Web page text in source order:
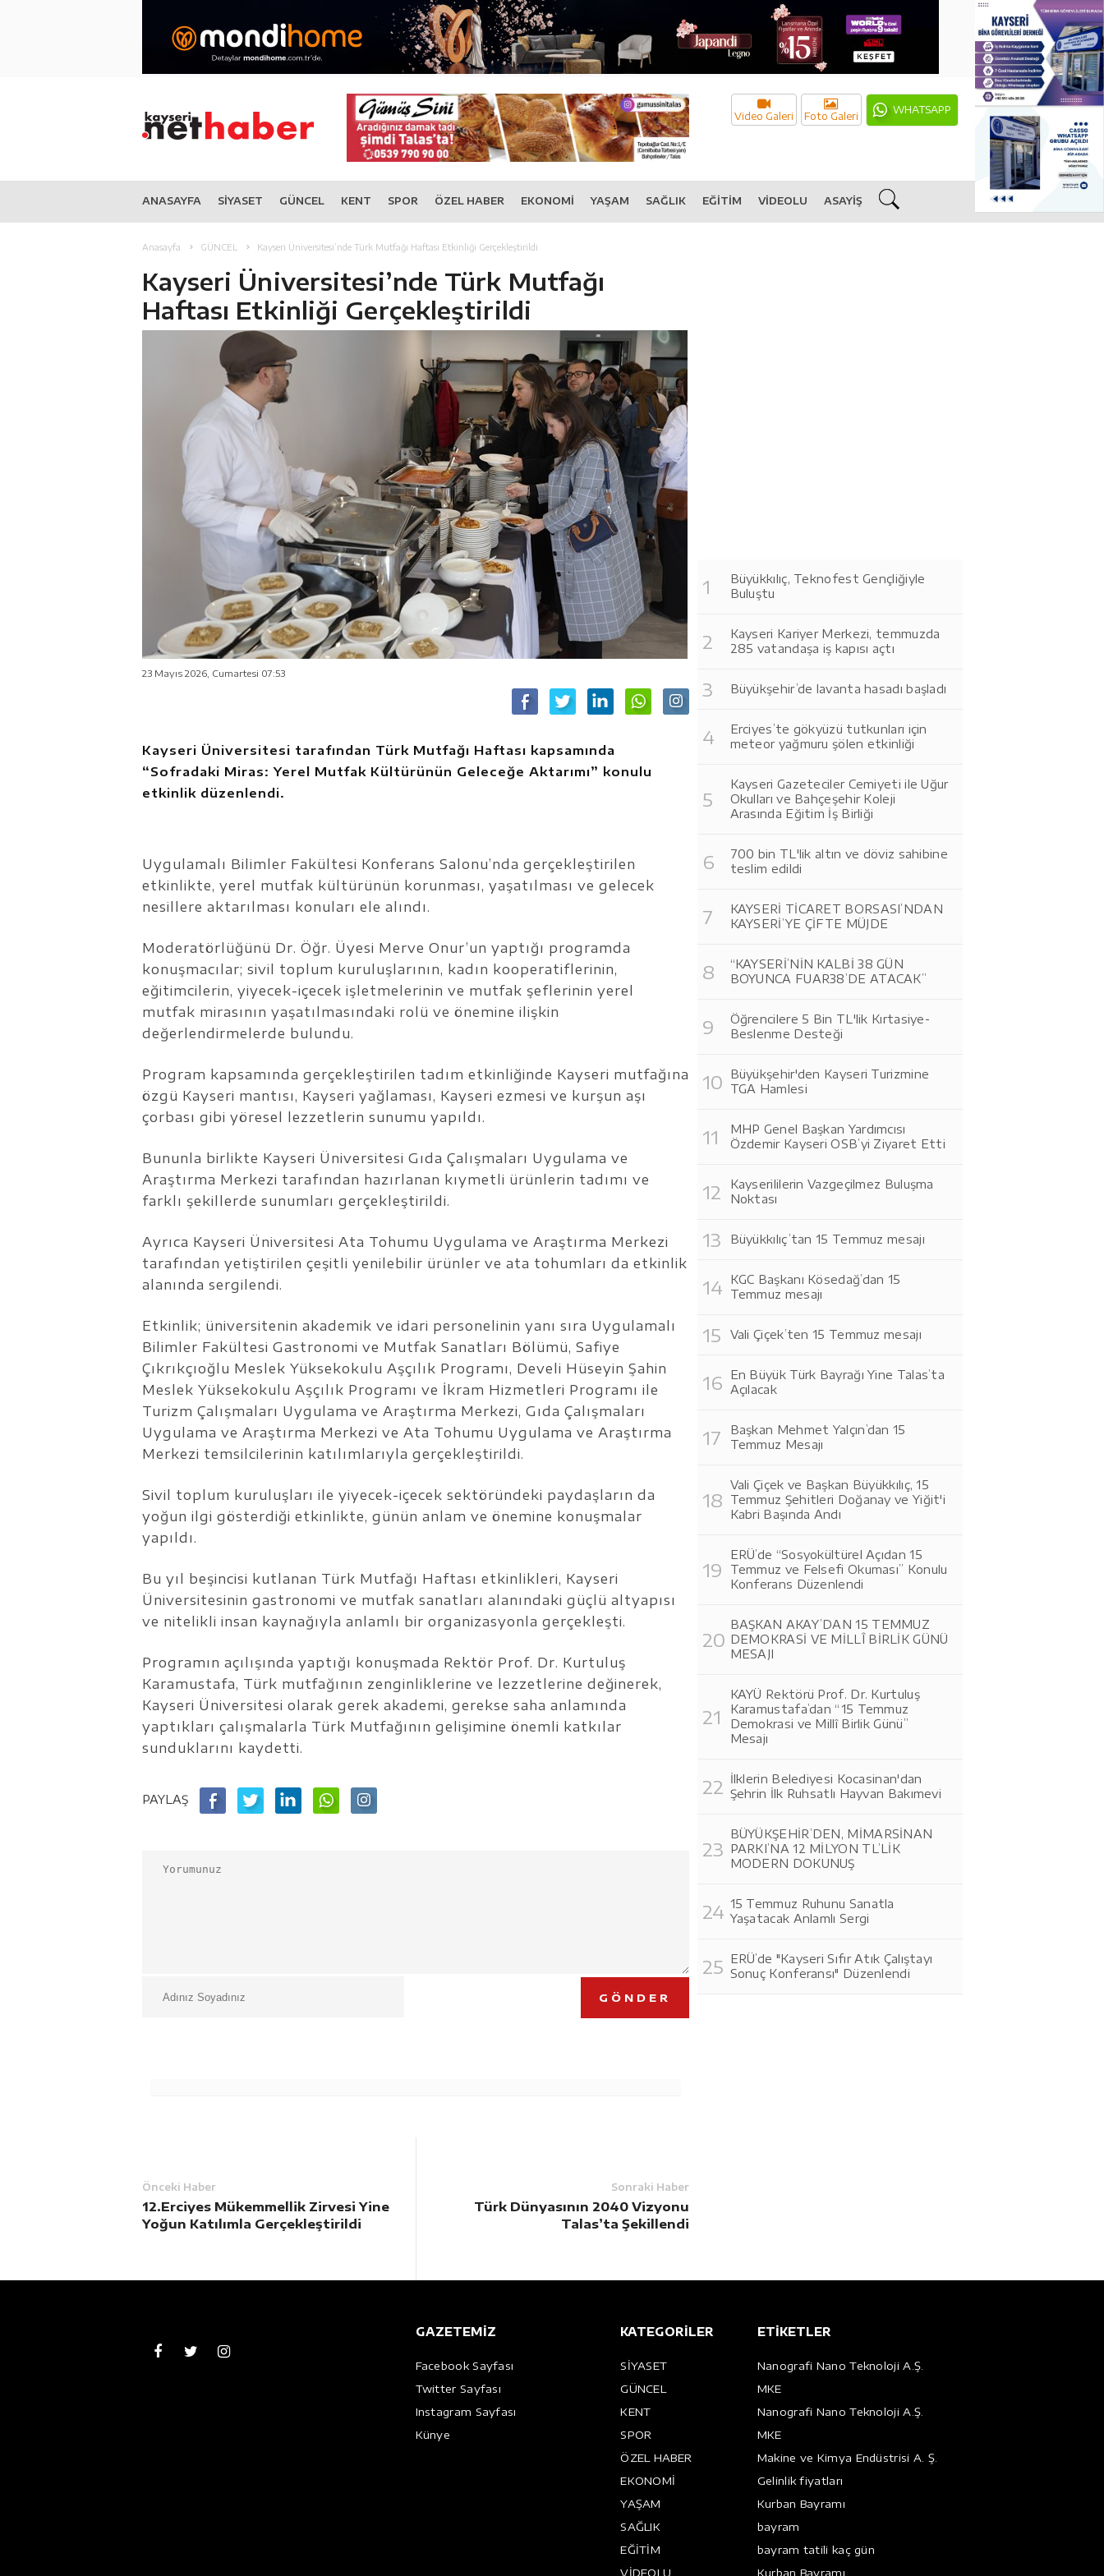
WHATSAPP
Foto Galeri
Video Galeri
ANASAYFA SİYASET GÜNCEL KENT SPOR ÖZEL HABER EKONOMİ YAŞAM SAĞLIK EĞİTİM VİDEOLU ASAYİŞ
Anasayfa GÜNCEL Kayseri Üniversitesi’nde Türk Mutfağı Haftası Etkinliği Gerçekleştirildi
Kayseri Üniversitesi’nde Türk Mutfağı
Haftası Etkinliği Gerçekleştirildi
23 Mayıs 2026, Cumartesi 07:53
Kayseri Üniversitesi tarafından Türk Mutfağı Haftası kapsamında
“Sofradaki Miras: Yerel Mutfak Kültürünün Geleceğe Aktarımı” konulu
etkinlik düzenlendi.
Uygulamalı Bilimler Fakültesi Konferans Salonu’nda gerçekleştirilen
etkinlikte, yerel mutfak kültürünün korunması, yaşatılması ve gelecek
nesillere aktarılması konuları ele alındı.
Moderatörlüğünü Dr. Öğr. Üyesi Merve Onur’un yaptığı programda
konuşmacılar; sivil toplum kuruluşlarının, kadın kooperatiflerinin,
eğitimcilerin, yiyecek-içecek işletmelerinin ve mutfak şeflerinin yerel
mutfak mirasının yaşatılmasındaki rolü ve önemine ilişkin
değerlendirmelerde bulundu.
Program kapsamında gerçekleştirilen tadım etkinliğinde Kayseri mutfağına
özgü Kayseri mantısı, Kayseri yağlaması, Kayseri ezmesi ve kurşun aşı
çorbası gibi yöresel lezzetlerin sunumu yapıldı.
Bununla birlikte Kayseri Üniversitesi Gıda Çalışmaları Uygulama ve
Araştırma Merkezi tarafından hazırlanan kıymetli ürünlerin tadımı ve
farklı şekillerde sunumları gerçekleştirildi.
Ayrıca Kayseri Üniversitesi Ata Tohumu Uygulama ve Araştırma Merkezi
tarafından yetiştirilen çeşitli yenilebilir ürünler ve ata tohumları da etkinlik
alanında sergilendi.
Etkinlik; üniversitenin akademik ve idari personelinin yanı sıra Uygulamalı
Bilimler Fakültesi Gastronomi ve Mutfak Sanatları Bölümü, Safiye
Çıkrıkçıoğlu Meslek Yüksekokulu Aşçılık Programı, Develi Hüseyin Şahin
Meslek Yüksekokulu Aşçılık Programı ve İkram Hizmetleri Programı ile
Turizm Çalışmaları Uygulama ve Araştırma Merkezi, Gıda Çalışmaları
Uygulama ve Araştırma Merkezi ve Ata Tohumu Uygulama ve Araştırma
Merkezi temsilcilerinin katılımlarıyla gerçekleştirildi.
Sivil toplum kuruluşları ile yiyecek-içecek sektöründeki paydaşların da
yoğun ilgi gösterdiği etkinlikte, günün anlam ve önemine konuşmalar
yapıldı.
Bu yıl beşincisi kutlanan Türk Mutfağı Haftası etkinlikleri, Kayseri
Üniversitesinin gastronomi ve mutfak sanatları alanındaki güçlü altyapısı
ve nitelikli insan kaynağıyla anlamlı bir organizasyonla gerçekleşti.
Programın açılışında yaptığı konuşmada Rektör Prof. Dr. Kurtuluş
Karamustafa, Türk mutfağının zenginliklerine ve lezzetlerine değinerek,
Kayseri Üniversitesi olarak gerek akademi, gerekse saha anlamında
yaptıkları çalışmalarla Türk Mutfağının gelişimine önemli katkılar
sunduklarını kaydetti.
PAYLAŞ
GÖNDER
Önceki Haber
12.Erciyes Mükemmellik Zirvesi Yine
Yoğun Katılımla Gerçekleştirildi
Sonraki Haber
Türk Dünyasının 2040 Vizyonu
Talas’ta Şekillendi
Büyükkılıç, Teknofest Gençliğiyle
Buluştu
Kayseri Kariyer Merkezi, temmuzda
285 vatandaşa iş kapısı açtı
Büyükşehir’de lavanta hasadı başladı
Erciyes’te gökyüzü tutkunları için
meteor yağmuru şölen etkinliği
Kayseri Gazeteciler Cemiyeti ile Uğur
Okulları ve Bahçeşehir Koleji
Arasında Eğitim İş Birliği
700 bin TL'lik altın ve döviz sahibine
teslim edildi
KAYSERİ TİCARET BORSASI’NDAN
KAYSERİ’YE ÇİFTE MÜJDE
“KAYSERİ’NİN KALBİ 38 GÜN
BOYUNCA FUAR38’DE ATACAK”
Öğrencilere 5 Bin TL'lik Kırtasiye-
Beslenme Desteği
Büyükşehir'den Kayseri Turizmine
TGA Hamlesi
MHP Genel Başkan Yardımcısı
Özdemir Kayseri OSB’yi Ziyaret Etti
Kayserililerin Vazgeçilmez Buluşma
Noktası
Büyükkılıç’tan 15 Temmuz mesajı
KGC Başkanı Kösedağ’dan 15
Temmuz mesajı
Vali Çiçek’ten 15 Temmuz mesajı
En Büyük Türk Bayrağı Yine Talas’ta
Açılacak
Başkan Mehmet Yalçın’dan 15
Temmuz Mesajı
Vali Çiçek ve Başkan Büyükkılıç, 15
Temmuz Şehitleri Doğanay ve Yiğit'i
Kabri Başında Andı
ERÜ’de “Sosyokültürel Açıdan 15
Temmuz ve Felsefi Okuması” Konulu
Konferans Düzenlendi
BAŞKAN AKAY’DAN 15 TEMMUZ
DEMOKRASİ VE MİLLÎ BİRLİK GÜNÜ
MESAJI
KAYÜ Rektörü Prof. Dr. Kurtuluş
Karamustafa’dan “15 Temmuz
Demokrasi ve Millî Birlik Günü”
Mesajı
İlklerin Belediyesi Kocasinan'dan
Şehrin İlk Ruhsatlı Hayvan Bakımevi
BÜYÜKŞEHİR’DEN, MİMARSİNAN
PARKI’NA 12 MİLYON TL’LİK
MODERN DOKUNUŞ
15 Temmuz Ruhunu Sanatla
Yaşatacak Anlamlı Sergi
ERÜ’de "Kayseri Sıfır Atık Çalıştayı
Sonuç Konferansı" Düzenlendi
GAZETEMİZ
Facebook Sayfası
Twitter Sayfası
Instagram Sayfası
Künye
KATEGORİLER
SİYASET
GÜNCEL
KENT
SPOR
ÖZEL HABER
EKONOMİ
YAŞAM
SAĞLIK
EĞİTİM
VİDEOLU
ETİKETLER
Nanografi Nano Teknoloji A.Ş.
MKE
Nanografi Nano Teknoloji A.Ş.
MKE
Makine ve Kimya Endüstrisi A. Ş.
Gelinlik fiyatları
Kurban Bayramı
bayram
bayram tatili kaç gün
Kurban Bayramı